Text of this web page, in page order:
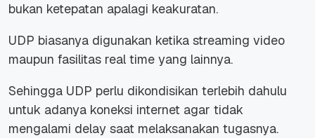
bukan ketepatan apalagi keakuratan.
UDP biasanya digunakan ketika streaming video
maupun fasilitas real time yang lainnya.
Sehingga UDP perlu dikondisikan terlebih dahulu
untuk adanya koneksi internet agar tidak
mengalami delay saat melaksanakan tugasnya.